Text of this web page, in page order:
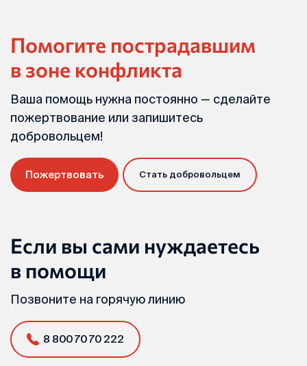
Помогите пострадавшим
в зоне конфликта
Ваша помощь нужна постоянно — сделайте
пожертвование или запишитесь
добровольцем!
Пожертвовать Стать добровольцем
Если вы сами нуждаетесь
в помощи
Позвоните на горячую линию
8 800 70 70 222